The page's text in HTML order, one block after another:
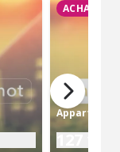
ACHAT
127 100